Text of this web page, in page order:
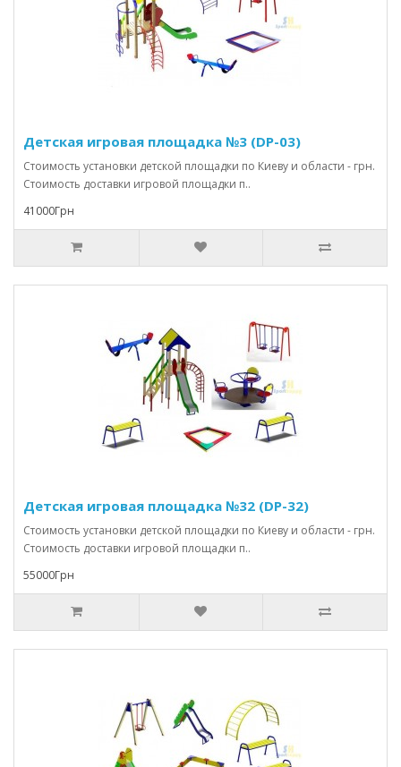
Детская игровая площадка №3 (DP-03)
Стоимость установки детской площадки по Киеву и области - грн.
Стоимость доставки игровой площадки п..
41000Грн
Детская игровая площадка №32 (DP-32)
Стоимость установки детской площадки по Киеву и области - грн.
Стоимость доставки игровой площадки п..
55000Грн